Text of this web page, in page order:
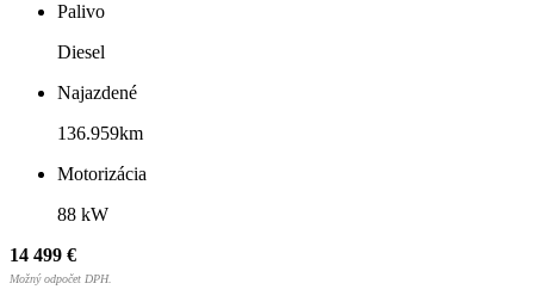
Palivo
Diesel
Najazdené
136.959km
Motorizácia
88 kW
14 499 €
Možný odpočet DPH.